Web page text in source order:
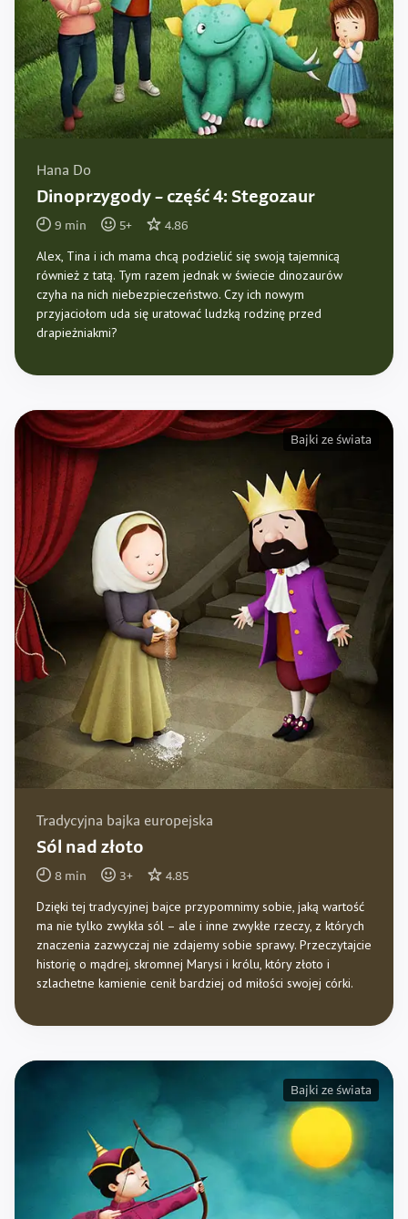
Hana Do
Dinoprzygody – część 4: Stegozaur
9 min 5+ 4.86
Alex, Tina i ich mama chcą podzielić się swoją tajemnicą
również z tatą. Tym razem jednak w świecie dinozaurów
czyha na nich niebezpieczeństwo. Czy ich nowym
przyjaciołom uda się uratować ludzką rodzinę przed
drapieżniakmi?
Bajki ze świata
Tradycyjna bajka europejska
Sól nad złoto
8 min 3+ 4.85
Dzięki tej tradycyjnej bajce przypomnimy sobie, jaką wartość
ma nie tylko zwykła sól – ale i inne zwykłe rzeczy, z których
znaczenia zazwyczaj nie zdajemy sobie sprawy. Przeczytajcie
historię o mądrej, skromnej Marysi i królu, który złoto i
szlachetne kamienie cenił bardziej od miłości swojej córki.
Bajki ze świata